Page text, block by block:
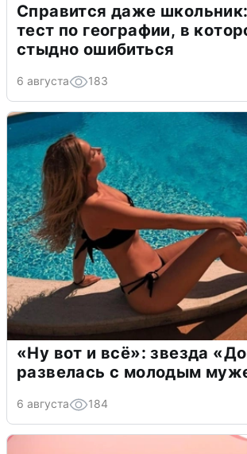
Справится даже
тест по географии, в
стыдно ошибиться
6 августа 183
«Ну вот и всё»: звезда
развелась с молодым
6 августа 184